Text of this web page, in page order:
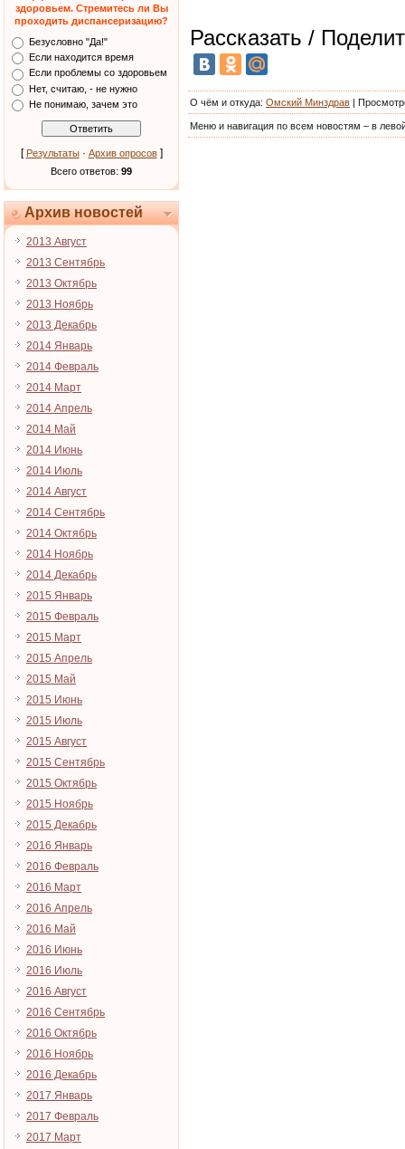
здоровьем. Стремитесь ли Вы
проходить диспансеризацию?
Безусловно "Да!"
Если находится время
Если проблемы со здоровьем
Нет, считаю, - не нужно
Не понимаю, зачем это
[ Результаты· Архив опросов]
Всего ответов: 99
Архив новостей
2013 Август
2013 Сентябрь
2013 Октябрь
2013 Ноябрь
2013 Декабрь
2014 Январь
2014 Февраль
2014 Март
2014 Апрель
2014 Май
2014 Июнь
2014 Июль
2014 Август
2014 Сентябрь
2014 Октябрь
2014 Ноябрь
2014 Декабрь
2015 Январь
2015 Февраль
2015 Март
2015 Апрель
2015 Май
2015 Июнь
2015 Июль
2015 Август
2015 Сентябрь
2015 Октябрь
2015 Ноябрь
2015 Декабрь
2016 Январь
2016 Февраль
2016 Март
2016 Апрель
2016 Май
2016 Июнь
2016 Июль
2016 Август
2016 Сентябрь
2016 Октябрь
2016 Ноябрь
2016 Декабрь
2017 Январь
2017 Февраль
2017 Март
Рассказать /
О чём и откуда: Омский Минздрав |
Меню и навигация по всем новостям – в